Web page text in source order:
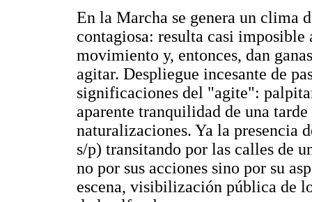
En la Marcha se genera un clima
contagiosa: resulta casi imposible
movimiento y, entonces, dan
agitar. Despliegue incesante de
significaciones del "agite":
aparente tranquilidad de una
naturalizaciones. Ya la presencia
s/p) transitando por las calles de
no por sus acciones sino por su
escena, visibilización pública de